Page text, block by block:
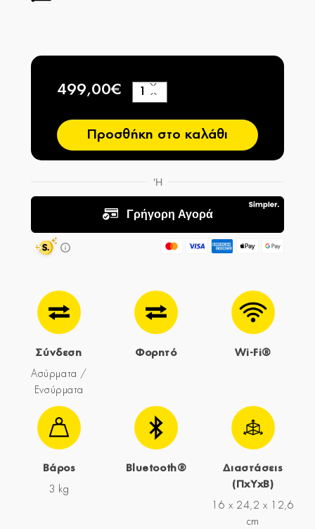
499,00€
−
+
Προσθήκη στο καλάθι
Σύνδεση
Ασύρματα /
Ενσύρματα
Φορητό Wi-Fi®
Βάρος
3 kg
Bluetooth®
Διαστάσεις
(ΠxYxΒ)
16 x 24,2 x 12,6
cm